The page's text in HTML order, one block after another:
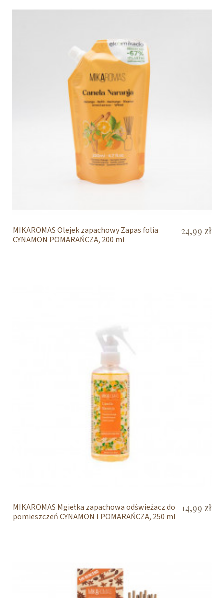
MIKAROMAS Olejek zapachowy Zapas folia
CYNAMON POMARAŃCZA, 200 ml
24,99 zł
MIKAROMAS Mgiełka zapachowa odświeżacz do
pomieszczeń CYNAMON I POMARAŃCZA, 250 ml
14,99 zł